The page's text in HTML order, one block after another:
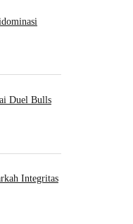
Duel Bulls
Integritas